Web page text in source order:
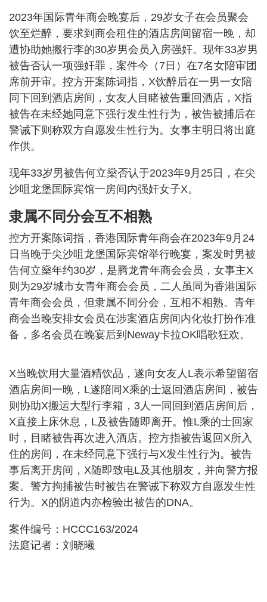
2023年国际青年商会晚宴后，29岁女子在会员聚会
饮至烂醉，要求到商会租住的酒店房间留宿一晚，却
遭协助她搬行李的30岁男会员入房强奸。现年33岁男
被告否认一项强奸罪，案件今（7日）在7名女陪审团
席前开审。控方开案陈词指，X饮醉后在一男一女陪
同下回到酒店房间，女友人目睹被告重回酒店，X指
被告在未经她同意下强行发生性行为，被告被捕后在
警诫下则称双方自愿发生性行为。女事主明日将出庭
作供。
现年33岁男被告何立燊否认于2023年9月25日，在尖
沙咀龙堡国际宾馆一房间内强奸女子X。
隶属不同分会互不相熟
控方开案陈词指，香港国际青年商会在2023年9月24
日当晚于尖沙咀龙堡国际宾馆举行晚宴，案发时男被
告何立燊年约30岁，是腾龙青年商会会员，女事主X
则为29岁城市女青年商会会员，二人虽同为香港国际
青年商会会员，但隶属不同分会，互相不相熟。青年
商会当晚安排女会员在涉案酒店房间内化妆打扮作准
备，多名会员在晚宴后到Neway卡拉OK唱歌狂欢。
X当晚饮用大量酒精饮品，遂向女友人L表示希望留宿
酒店房间一晚，L遂陪同X乘的士返回酒店房间，被告
则协助X搬运大型行李箱，3人一同回到酒店房间后，
X直接上床休息，L及被告随即离开。惟L乘的士回家
时，目睹被告再次进入酒店。控方指被告返回X所入
住的房间，在未经同意下强行与X发生性行为。被告
事后离开房间，X随即致电L及其他朋友，并向警方报
案。警方拘捕被告时被告在警诫下称双方自愿发生性
行为。X的阴道内亦检验出被告的DNA。
案件编号：HCCC163/2024
法庭记者：刘晓曦